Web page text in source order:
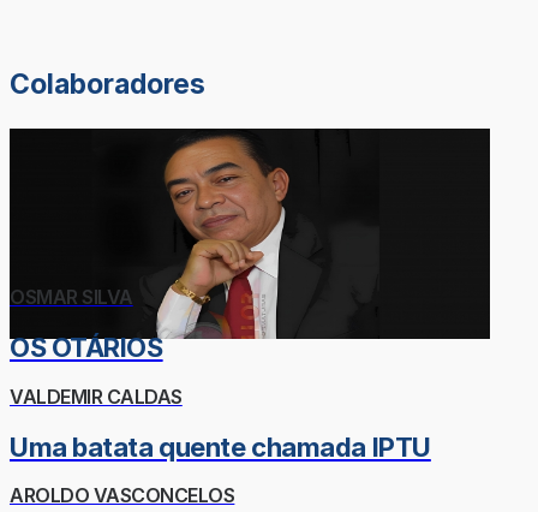
Colaboradores
OSMAR SILVA
OS OTÁRIOS
VALDEMIR CALDAS
Uma batata quente chamada IPTU
AROLDO VASCONCELOS